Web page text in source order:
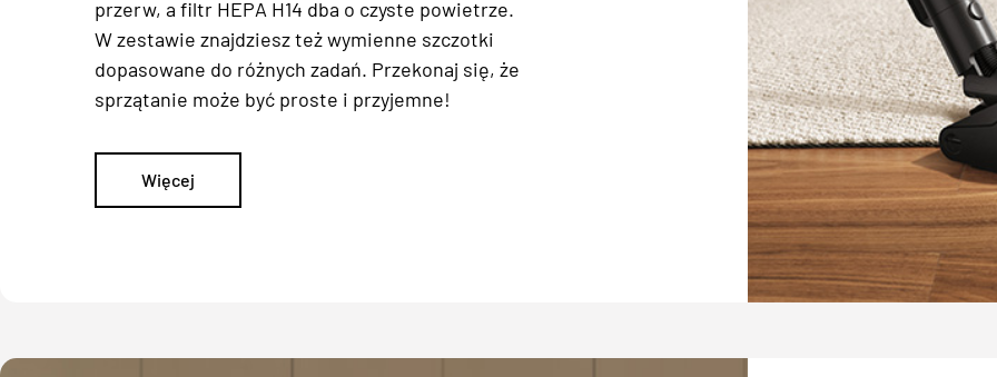
przerw, a filtr HEPA H14 dba o czyste powietrze.
W zestawie znajdziesz też wymienne szczotki
dopasowane do różnych zadań. Przekonaj się, że
sprzątanie może być proste i przyjemne!
Więcej